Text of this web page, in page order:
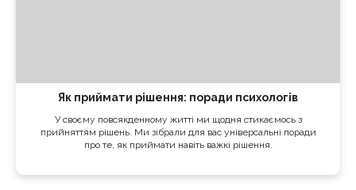
Як приймати рішення: поради психологів
У своєму повсякденному житті ми щодня стикаємось з
прийняттям рішень. Ми зібрали для вас універсальні поради
про те, як приймати навіть важкі рішення.